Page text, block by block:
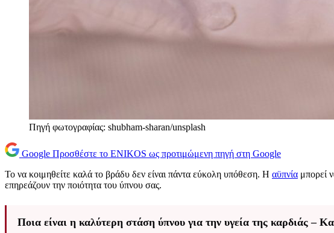
Πηγή φωτογραφίας: shubham-sharan/unsplash
Google Προσθέστε το ENIKOS ως προτιμώμενη πηγή στη Google
Το να κοιμηθείτε καλά το βράδυ δεν είναι πάντα εύκολη υπόθεση. Η αϋπνία μπορεί
επηρεάζουν την ποιότητα του ύπνου σας.
Ποια είναι η καλύτερη στάση ύπνου για την υγεία της καρδιάς –